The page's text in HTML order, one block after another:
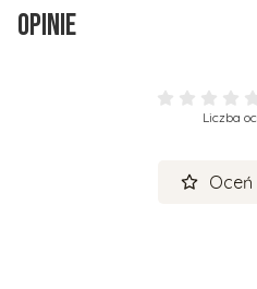
Opinie
Liczba
Oceń